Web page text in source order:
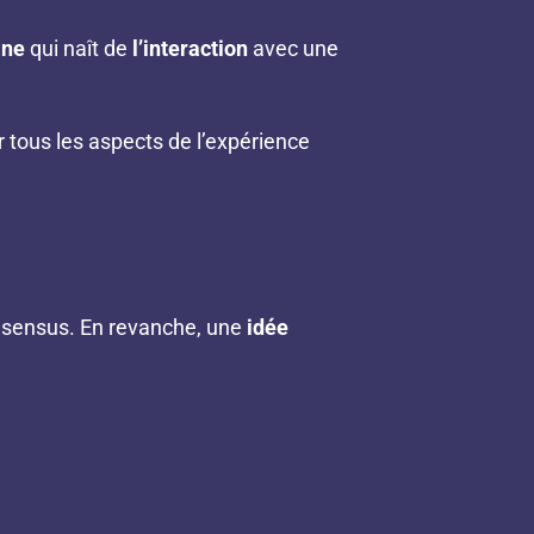
qui naît de l’interactionavec une
les aspects de l’expérience
En revanche, une idée